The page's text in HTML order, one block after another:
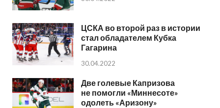
ЦСКА во второй раз в истории
стал обладателем Кубка
Гагарина
30.04.2022
Две голевые Капризова
не помогли «Миннесоте»
одолеть «Аризону»